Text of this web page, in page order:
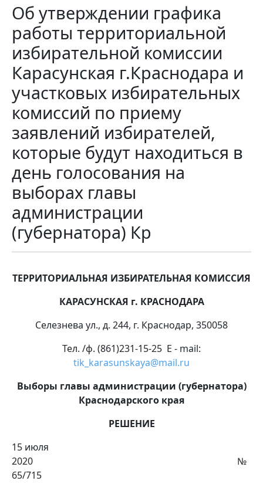
Об утверждении графика
работы территориальной
избирательной комиссии
Карасунская г.Краснодара и
участковых избирательных
комиссий по приему
заявлений избирателей,
которые будут находиться в
день голосования на
выборах главы
администрации
(губернатора) Кр
ТЕРРИТОРИАЛЬНАЯ ИЗБИРАТЕЛЬНАЯ КОМИССИЯ
КАРАСУНСКАЯ г. КРАСНОДАРА
Селезнева ул., д. 244, г. Краснодар, 350058
Тел. /ф. (861)231-15-25 E - mail:
tik_karasunskaya@mail.ru
Выборы главы администрации (губернатора)
Краснодарского края
РЕШЕНИЕ
15 июля
2020 №
65/715